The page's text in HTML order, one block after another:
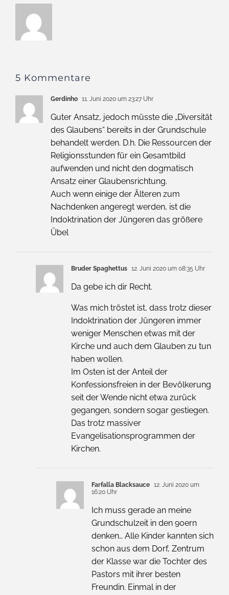
5 Kommentare
Gerdinho 11. Juni 2020 um 23:27 Uhr
Guter Ansatz, jedoch müsste die „Diversität
des Glaubens“ bereits in der Grundschule
behandelt werden. D.h. Die Ressourcen der
Religionsstunden für ein Gesamtbild
aufwenden und nicht den dogmatisch
Ansatz einer Glaubensrichtung.
Auch wenn einige der Älteren zum
Nachdenken angeregt werden, ist die
Indoktrination der Jüngeren das größere
Übel
Bruder Spaghettus 12. Juni 2020 um 08:35 Uhr
Da gebe ich dir Recht.
Was mich tröstet ist, dass trotz dieser
Indoktrination der Jüngeren immer
weniger Menschen etwas mit der
Kirche und auch dem Glauben zu tun
haben wollen.
Im Osten ist der Anteil der
Konfessionsfreien in der Bevölkerung
seit der Wende nicht etwa zurück
gegangen, sondern sogar gestiegen.
Das trotz massiver
Evangelisationsprogrammen der
Kirchen.
Farfalla Blacksauce 12. Juni 2020 um
16:20 Uhr
Ich muss gerade an meine
Grundschulzeit in den 90ern
denken… Alle Kinder kannten sich
schon aus dem Dorf, Zentrum
der Klasse war die Tochter des
Pastors mit ihrer besten
Freundin. Einmal in der